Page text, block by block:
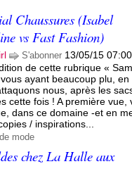
Chaussures (Isabel
vs Fast Fashion)
S'abonner 13/05/15 07:00
de cette rubrique «
ayant beaucoup plu, en
nous, après les
cette fois ! A première vue,
dans ce domaine -et en
/ inspirations...
mode
chez La Halle aux